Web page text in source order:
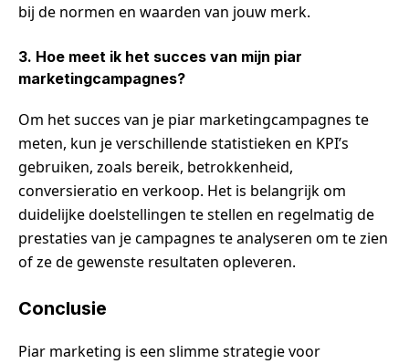
bij de normen en waarden van jouw merk.
3. Hoe meet ik het succes van mijn piar
marketingcampagnes?
Om het succes van je piar marketingcampagnes te
meten, kun je verschillende statistieken en KPI’s
gebruiken, zoals bereik, betrokkenheid,
conversieratio en verkoop. Het is belangrijk om
duidelijke doelstellingen te stellen en regelmatig de
prestaties van je campagnes te analyseren om te zien
of ze de gewenste resultaten opleveren.
Conclusie
Piar marketing is een slimme strategie voor